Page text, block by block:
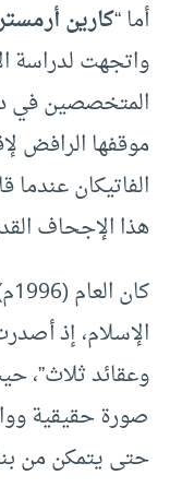
أما “كارين
واتجهت لدراسة
المتخصصين في
موقفها الرافض
الفاتيكان
هذا الإجحاف
الإسلام، إذ
وعقائد ثلاث”،
صورة حقيقية
حتى يتمكن من